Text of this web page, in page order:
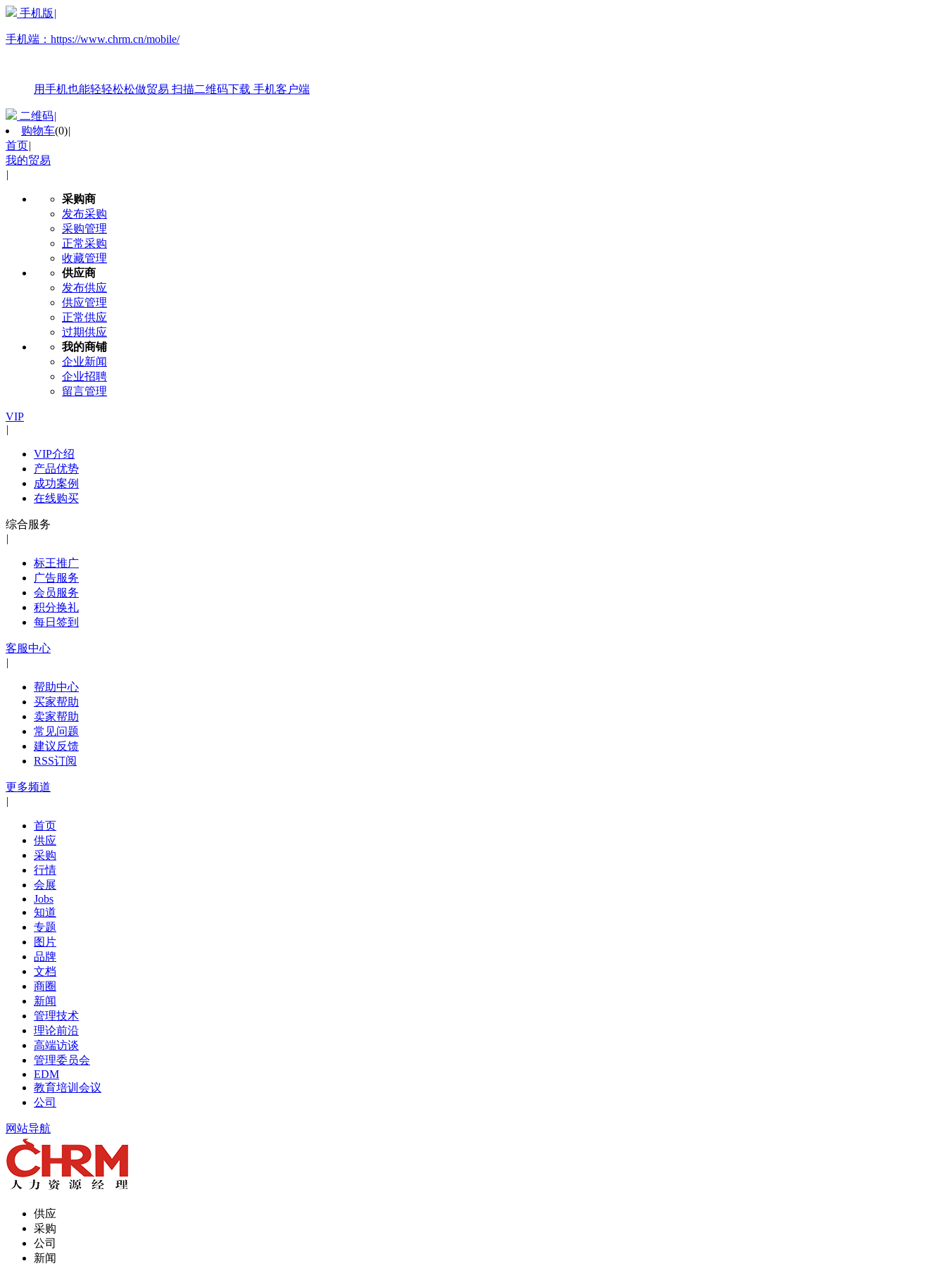
手机版 |
手机端： https://www.chrm.cn/mobile/
用手机也能轻轻松松做贸易 扫描二维码下载 手机客户端
二维码|
购物车(0)|
首页|
我的贸易
|
采购商
发布采购
采购管理
正常采购
收藏管理
供应商
发布供应
供应管理
正常供应
过期供应
我的商铺
企业新闻
企业招聘
留言管理
VIP
|
VIP介绍
产品优势
成功案例
在线购买
综合服务
|
标王推广
广告服务
会员服务
积分换礼
每日签到
客服中心
|
帮助中心
买家帮助
卖家帮助
常见问题
建议反馈
RSS订阅
更多频道
|
首页
供应
采购
行情
会展
Jobs
知道
专题
图片
品牌
文档
商圈
新闻
管理技术
理论前沿
高端访谈
管理委员会
EDM
教育培训会议
公司
网站导航
供应
采购
公司
新闻